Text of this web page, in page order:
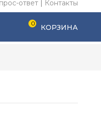
ответ | Контакты
КОРЗИНА
0